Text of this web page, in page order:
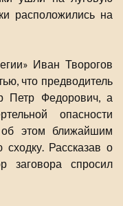
расположились на
Иван Творогов
что предводитель
Петр Федорович, а
опасности
этом ближайшим
Рассказав о
заговора спросил